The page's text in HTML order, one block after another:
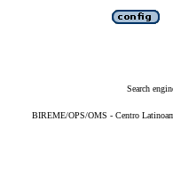
Search
BIREME/OPS/OMS - Centro